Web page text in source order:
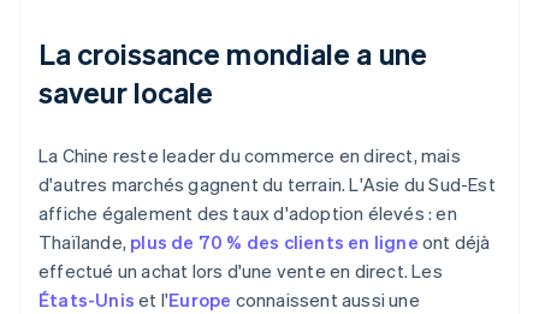
La croissance mondiale a une
saveur locale
La Chine reste leader du commerce en direct, mais
d'autres marchés gagnent du terrain. L'Asie du Sud-Est
affiche également des taux d'adoption élevés : en
Thaïlande, plus de 70 % des clients en ligne ont déjà
effectué un achat lors d'une vente en direct. Les
États-Unis et l'Europe connaissent aussi une